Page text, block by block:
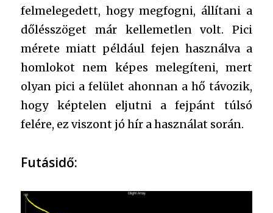
felmelegedett, hogy megfogni, állítani a
dőlésszöget már kellemetlen volt. Pici
mérete miatt például fejen használva a
homlokot nem képes melegíteni, mert
olyan pici a felület ahonnan a hő távozik,
hogy képtelen eljutni a fejpánt túlsó
felére, ez viszont jó hír a használat során.
Futásidő: